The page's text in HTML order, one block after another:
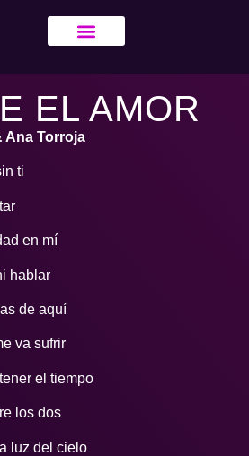
EL AMOR
Ana Torroja
ti
en mí
hablar
de aquí
va sufrir
el tiempo
los dos
luz del cielo